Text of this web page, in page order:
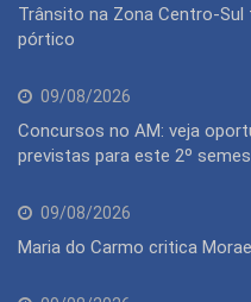
Trânsito na Zona Centro-
pórtico
09/08/2026
Concursos no AM: veja
previstas para este 2º
09/08/2026
Maria do Carmo critica